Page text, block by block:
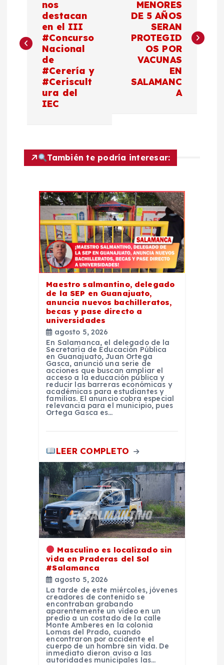
e
ó
nos
destacan
en el III
#Concurso
Nacional
de
#Cerería y
#Ceriscult
ura del
IEC
MENORES
DE 5 AÑOS
SERAN
PROTEGID
OS POR
VACUNAS
EN
SALAMANC
A
También te podría interesar:
Maestro salmantino, delegado
de la SEP en Guanajuato,
anuncia nuevos bachilleratos,
becas y pase directo a
universidades
agosto 5, 2026
En Salamanca, el delegado de la
Secretaría de Educación Pública
en Guanajuato, Juan Ortega
Gasca, anunció una serie de
acciones que buscan ampliar el
acceso a la educación pública y
reducir las barreras económicas y
académicas para estudiantes y
familias. El anuncio cobra especial
relevancia para el municipio, pues
Ortega Gasca es…
LEER COMPLETO
Masculino es localizado sin
vida en Praderas del Sol
#Salamanca
agosto 5, 2026
La tarde de este miércoles, jóvenes
creadores de contenido se
encontraban grabando
aparentemente un vídeo en un
predio a un costado de la calle
Monte Amberes en la colonia
Lomas del Prado, cuando
encontraron por accidente el
cuerpo de un hombre sin vida. De
inmediato dieron aviso a las
autoridades municipales las…